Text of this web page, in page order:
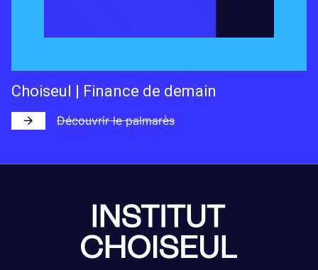
Choiseul | Finance de demain
Découvrir le palmarès